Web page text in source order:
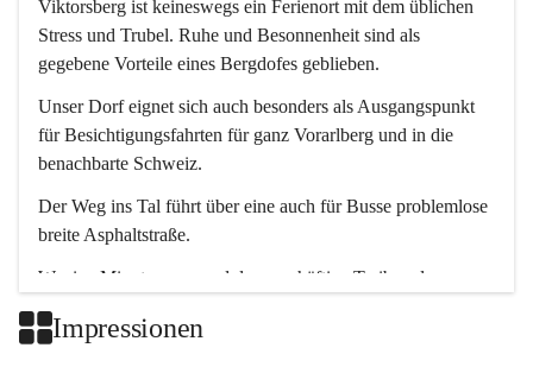
Viktorsberg ist keineswegs ein Ferienort mit dem üblichen
Stress und Trubel. Ruhe und Besonnenheit sind als
gegebene Vorteile eines Bergdofes geblieben.
Unser Dorf eignet sich auch besonders als Ausgangspunkt
für Besichtigungsfahrten für ganz Vorarlberg und in die
benachbarte Schweiz.
Der Weg ins Tal führt über eine auch für Busse problemlose
breite Asphaltstraße.
Wenige Minuten nur, und das geschäftige Treiben der
Impressionen